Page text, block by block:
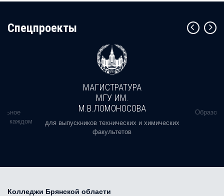
Cпецпроекты
в каждом
МАГИСТРАТУРА
МГУ ИМ.
М.В.ЛОМОНОСОВА
для выпускников технических и химических
факультетов
Колледжи Брянской области